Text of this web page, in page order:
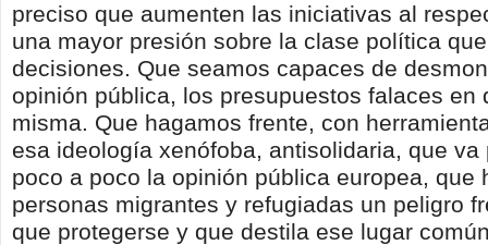
preciso que aumenten las iniciativas al
una mayor presión sobre la clase política
decisiones. Que seamos capaces de
opinión pública, los presupuestos falaces en
misma. Que hagamos frente, con
esa ideología xenófoba, antisolidaria, que va
poco a poco la opinión pública europea, que
personas migrantes y refugiadas un peligro
que protegerse y que destila ese lugar